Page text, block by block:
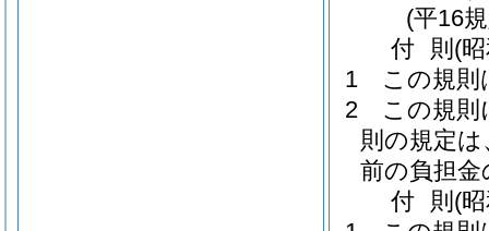
(平16
付 則 (
1
この規則
2
この規則
則の規定
前の負担
付 則 (